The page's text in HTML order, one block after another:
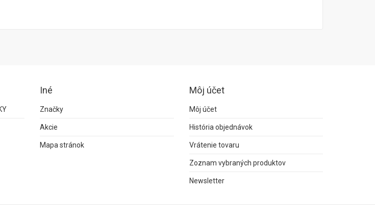
Iné
Značky
Akcie
Mapa stránok
Môj účet
Môj účet
História objednávok
Vrátenie tovaru
Zoznam vybraných produktov
Newsletter